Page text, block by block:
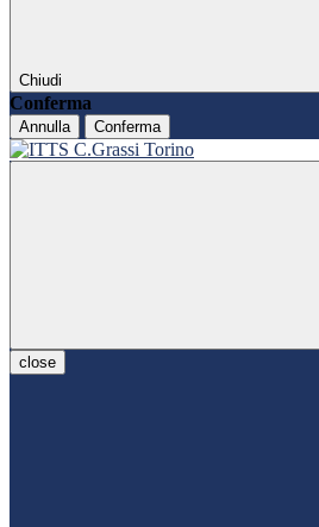
Chiudi
Conferma
Annulla Conferma
close